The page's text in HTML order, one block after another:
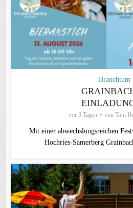
Brauchtum
vor 3 Tagen von Toni
Mit einer abwechslungsreichen
Hochries-Samerberg